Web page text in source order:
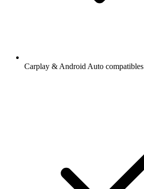
Carplay & Android Auto compatibles